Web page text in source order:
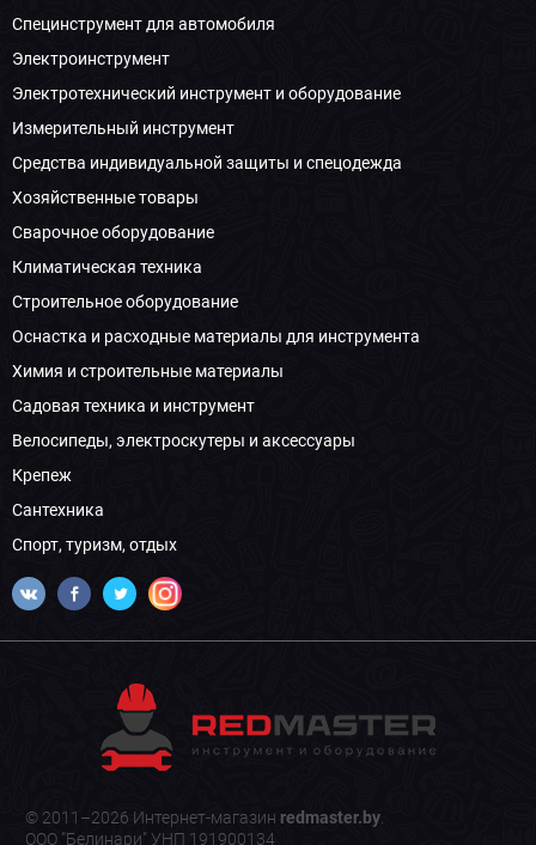
Специнструмент для автомобиля
Электроинструмент
Электротехнический инструмент и оборудование
Измерительный инструмент
Средства индивидуальной защиты и спецодежда
Хозяйственные товары
Сварочное оборудование
Климатическая техника
Строительное оборудование
Оснастка и расходные материалы для инструмента
Химия и строительные материалы
Садовая техника и инструмент
Велосипеды, электроскутеры и аксессуары
Крепеж
Сантехника
Спорт, туризм, отдых
© 2011–2026 Интернет-магазин redmaster.by.
ООО "Белинари" УНП 191900134